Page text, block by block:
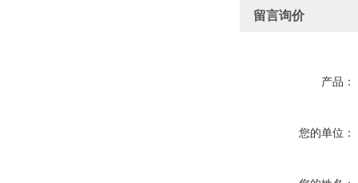
留言询价
产品：
您的单位：